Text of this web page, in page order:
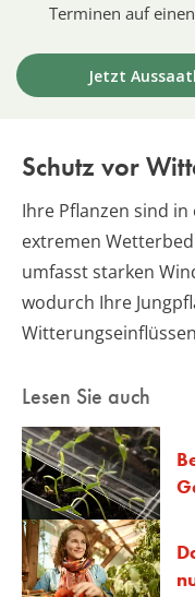
Terminen auf
Jetzt
Schutz vor
Ihre Pflanzen sind
extremen
umfasst starken
wodurch Ihre
Lesen Sie auch